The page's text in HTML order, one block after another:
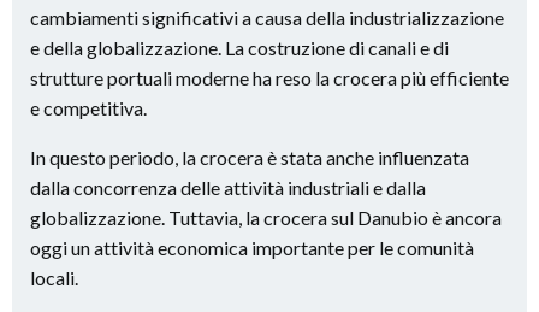
cambiamenti significativi a causa della industrializzazione
e della globalizzazione. La costruzione di canali e di
strutture portuali moderne ha reso la crocera più efficiente
e competitiva.
In questo periodo, la crocera è stata anche influenzata
dalla concorrenza delle attività industriali e dalla
globalizzazione. Tuttavia, la crocera sul Danubio è ancora
oggi un attività economica importante per le comunità
locali.